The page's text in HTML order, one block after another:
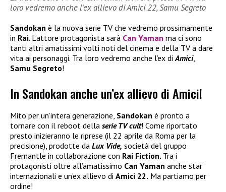
loro vedremo anche l’ex allievo di Amici 22, Samu Segreto
Sandokan è la nuova serie TV che vedremo prossimamente
in Rai. L’attore protagonista sarà Can Yaman ma ci sono
tanti altri amatissimi volti noti del cinema e della TV a dare
vita ai personaggi. Tra loro vedremo anche l’ex di Amici,
Samu Segreto!
In Sandokan anche un’ex allievo di Amici!
Mito per un’intera generazione, Sandokan è pronto a
tornare con il reboot della serie TV cult! Come riportato
presto inizieranno le riprese (il 22 aprile da Roma per la
precisione), prodotte da Lux Vide, società del gruppo
Fremantle in collaborazione con Rai Fiction. Tra i
protagonisti oltre all’amatissimo Can Yaman anche star
internazionali e un’ex allievo di Amici 22. Ma partiamo per
ordine!